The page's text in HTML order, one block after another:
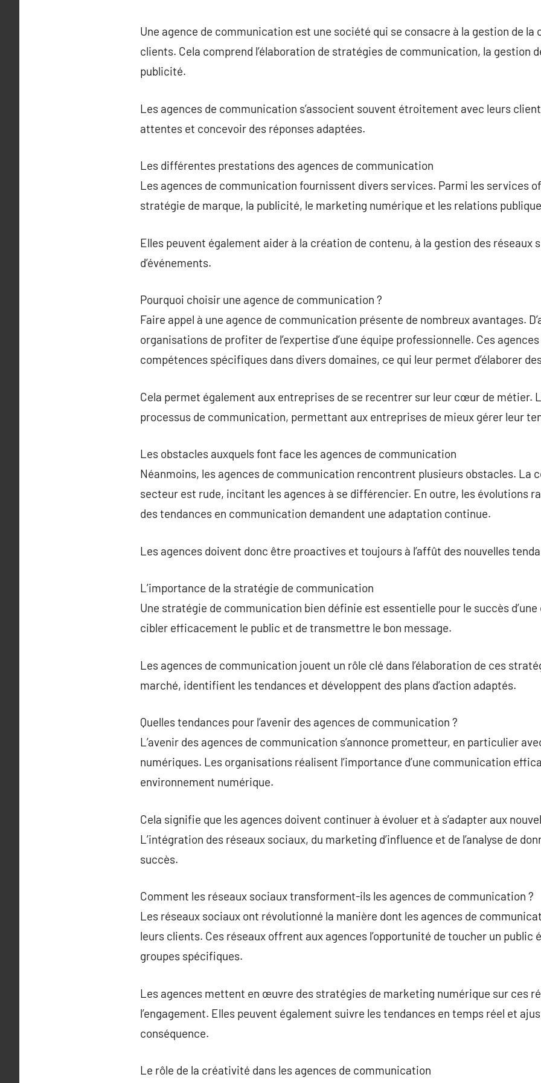
Une agence de communication est une société qui se consacre à la gestion de la
clients. Cela comprend l’élaboration de stratégies de communication, la gestion
publicité.
Les agences de communication s’associent souvent étroitement avec leurs
attentes et concevoir des réponses adaptées.
Les différentes prestations des agences de communication
Les agences de communication fournissent divers services. Parmi les services
stratégie de marque, la publicité, le marketing numérique et les relations
Elles peuvent également aider à la création de contenu, à la gestion des réseaux
d’événements.
Pourquoi choisir une agence de communication ?
Faire appel à une agence de communication présente de nombreux avantages.
organisations de profiter de l’expertise d’une équipe professionnelle. Ces
compétences spécifiques dans divers domaines, ce qui leur permet d’élaborer
Cela permet également aux entreprises de se recentrer sur leur cœur de métier.
processus de communication, permettant aux entreprises de mieux gérer leur
Les obstacles auxquels font face les agences de communication
Néanmoins, les agences de communication rencontrent plusieurs obstacles. La
secteur est rude, incitant les agences à se différencier. En outre, les évolutions
des tendances en communication demandent une adaptation continue.
Les agences doivent donc être proactives et toujours à l’affût des nouvelles
L’importance de la stratégie de communication
Une stratégie de communication bien définie est essentielle pour le succès
cibler efficacement le public et de transmettre le bon message.
Les agences de communication jouent un rôle clé dans l’élaboration de ces
marché, identifient les tendances et développent des plans d’action adaptés.
Quelles tendances pour l’avenir des agences de communication ?
L’avenir des agences de communication s’annonce prometteur, en particulier
numériques. Les organisations réalisent l’importance d’une communication
environnement numérique.
Cela signifie que les agences doivent continuer à évoluer et à s’adapter aux
L’intégration des réseaux sociaux, du marketing d’influence et de l’analyse de
succès.
Comment les réseaux sociaux transforment-ils les agences de communication ?
Les réseaux sociaux ont révolutionné la manière dont les agences de
leurs clients. Ces réseaux offrent aux agences l’opportunité de toucher un public
groupes spécifiques.
Les agences mettent en œuvre des stratégies de marketing numérique sur ces
l’engagement. Elles peuvent également suivre les tendances en temps réel et
conséquence.
Le rôle de la créativité dans les agences de communication